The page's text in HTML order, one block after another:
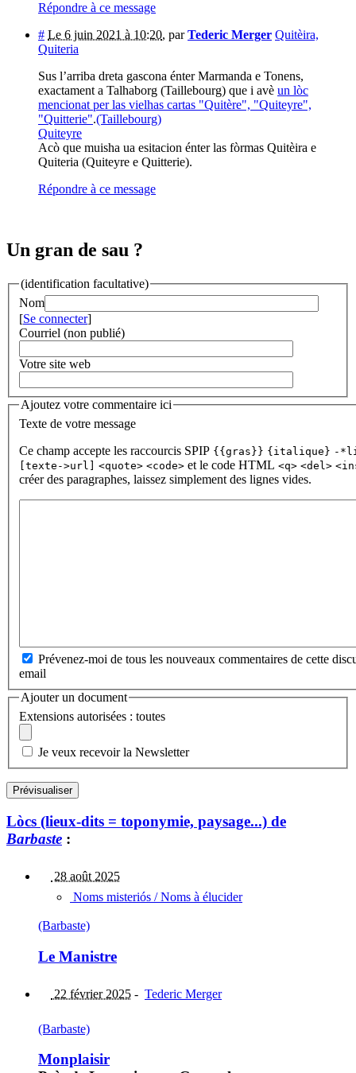
Répondre à ce message
# Le 6 juin 2021 à 10:20, parTederic Merger Quitèira,
Quiteria
Sus l’arriba dreta gascona énter Marmanda e Tonens,
exactament a Talhaborg (Taillebourg) que i avè un lòc
mencionat per las vielhas cartas "Quitère", "Quiteyre",
"Quitterie".(Taillebourg)
Quiteyre
Acò que muisha ua esitacion énter las fòrmas Quitèira e
Quiteria (Quiteyre e Quitterie).
Répondre à ce message
Un gran de sau ?
(identification facultative)
Nom
[Se connecter]
Courriel (non publié)
Votre site web
Ajoutez votre commentaire ici
Texte de votre message
Ce champ accepte les raccourcis SPIP {{gras}} {italique} -
[texte->url]
<quote> <code> et le code HTML <q> <del>
créer des paragraphes, laissez simplement des lignes vides.
Prévenez-moi de tous les nouveaux commentaires de cette
email
Ajouter un document
Extensions autorisées : toutes
Je veux recevoir la Newsletter
Lòcs (lieux-dits = toponymie, paysage...) de
Barbaste :
28 août 2025
Noms misteriós / Noms à élucider
(Barbaste)
Le Manistre
22 février 2025 - Tederic Merger
(Barbaste)
Monplaisir